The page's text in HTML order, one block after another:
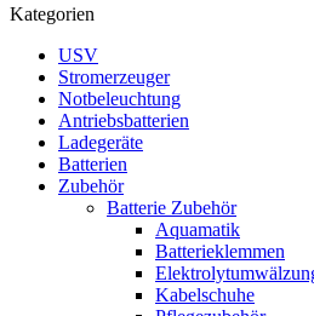
Kategorien
USV
Stromerzeuger
Notbeleuchtung
Antriebsbatterien
Ladegeräte
Batterien
Zubehör
Batterie Zubehör
Aquamatik
Batterieklemmen
Kabelschuhe